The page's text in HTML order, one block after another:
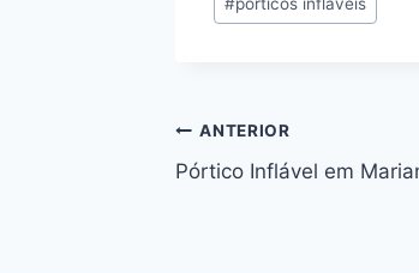
do
Navegação
de
ANTERIOR
Pórtico Inflável em